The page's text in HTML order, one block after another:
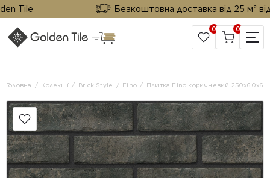
Безкоштовна доставка від 25 м² від
САЙТ КОМПАНІЇ
0 0
Головна Колекції Brick Style Fino Плитка Fino коричневий 250х60х6